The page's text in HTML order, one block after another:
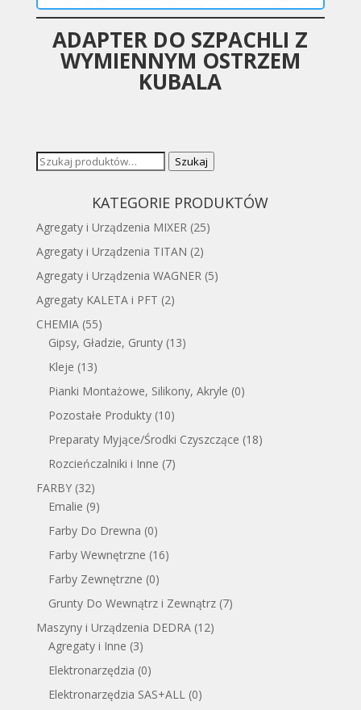
ADAPTER DO SZPACHLI Z
WYMIENNYM OSTRZEM
KUBALA
Szukaj: Szukaj
KATEGORIE PRODUKTÓW
Agregaty i Urządzenia MIXER (25)
Agregaty i Urządzenia TITAN (2)
Agregaty i Urządzenia WAGNER (5)
Agregaty KALETA i PFT (2)
CHEMIA (55)
Gipsy, Gładzie, Grunty (13)
Kleje (13)
Pianki Montażowe, Silikony, Akryle (0)
Pozostałe Produkty (10)
Preparaty Myjące/Środki Czyszczące (18)
Rozcieńczalniki i Inne (7)
FARBY (32)
Emalie (9)
Farby Do Drewna (0)
Farby Wewnętrzne (16)
Farby Zewnętrzne (0)
Grunty Do Wewnątrz i Zewnątrz (7)
Maszyny i Urządzenia DEDRA (12)
Agregaty i Inne (3)
Elektronarzędzia (0)
Elektronarzędzia SAS+ALL (0)